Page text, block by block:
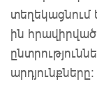
տեղեկացնում
ին
արդյունքները։